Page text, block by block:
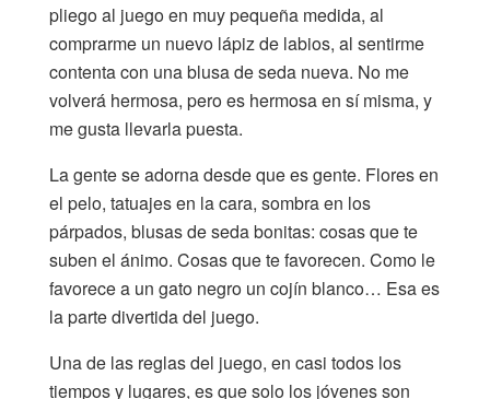
pliego al juego en muy pequeña medida, al
comprarme un nuevo lápiz de labios, al sentirme
contenta con una blusa de seda nueva. No me
volverá hermosa, pero es hermosa en sí misma, y
me gusta llevarla puesta.
La gente se adorna desde que es gente. Flores en
el pelo, tatuajes en la cara, sombra en los
párpados, blusas de seda bonitas: cosas que te
suben el ánimo. Cosas que te favorecen. Como le
favorece a un gato negro un cojín blanco… Esa es
la parte divertida del juego.
Una de las reglas del juego, en casi todos los
tiempos y lugares, es que solo los jóvenes son